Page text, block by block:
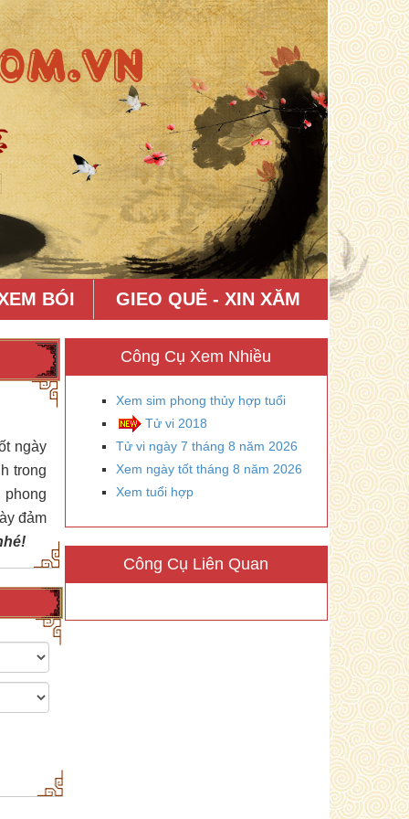
BÓI GIEO QUẺ - XIN XĂM
ngày
trong
đảm
Công Cụ Xem Nhiều
Xem sim phong thủy hợp tuổi
Tử vi 2018
Tử vi ngày 7 tháng 8 năm 2026
Xem ngày tốt tháng 8 năm 2026
Xem tuổi hợp
Công Cụ Liên Quan